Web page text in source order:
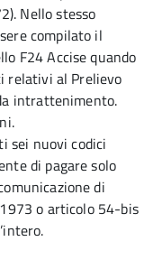
Nello stesso
compilato il
F24 Accise quando
relativi al Prelievo
intrattenimento.
sei nuovi codici
di pagare solo
di
o articolo 54-bis